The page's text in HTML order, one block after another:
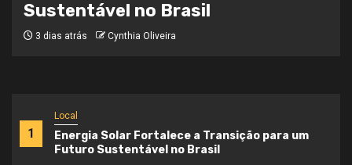
1
Local
Energia Solar Fortalece a Transição para um
Futuro Sustentável no Brasil
3 semanas atrás Cynthia Oliveira